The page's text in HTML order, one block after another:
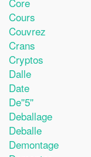
Cours
Couvrez
Crans
Cryptos
Dalle
Date
De''5''
Deballage
Deballe
Demontage